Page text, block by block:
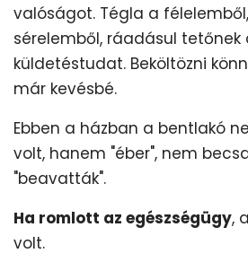
valóságot. Tégla a
sérelemből, ráadásul tetőnek
küldetéstudat. Beköltözni
már kevésbé.
Ebben a házban a bentlakó
volt, hanem "éber", nem
"beavatták".
Ha romlott az egészségügy,
volt.